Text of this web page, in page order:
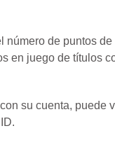
número de puntos
en juego de títulos
su cuenta, puede